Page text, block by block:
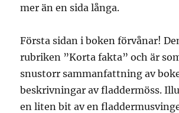
mer än en sida långa.
Första sidan i boken förvånar!
rubriken ”Korta fakta” och är
snustorr sammanfattning av
beskrivningar av fladdermöss.
en liten bit av en